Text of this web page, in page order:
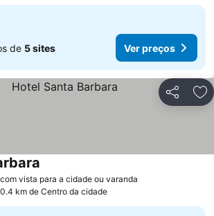
de 5 sites Ver preços
Partilhar
vista para a cidade ou varanda
km de Centro da cidade